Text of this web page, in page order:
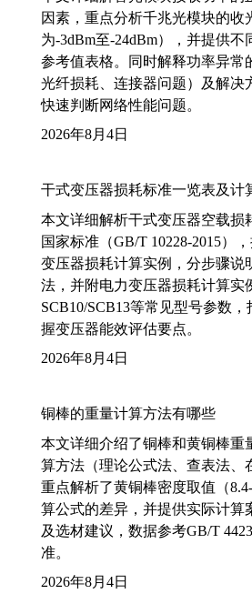
因素，重点分析千兆光模块的收
为-3dBm至-24dBm），并提供不
参考值表格。同时解释功率异常
光纤损耗、连接器问题）及解决
快速判断网络性能问题。
2026年8月4日
干式变压器损耗标准一览表及计
本文详细解析干式变压器空载损
国家标准（GB/T 10228-2015）
变压器损耗计算实例，分步骤说
法，并附电力变压器损耗计算实
SCB10/SCB13等常见型号参数
握变压器能效评估要点。
2026年8月4日
铜棒的重量计算方法有哪些
本文详细介绍了铜棒和黄铜棒重
算方法（理论公式法、查表法、
重点解析了黄铜棒密度取值（
算公式的差异，并提供实际计算
及选材建议，数据参考GB/T
准。
2026年8月4日